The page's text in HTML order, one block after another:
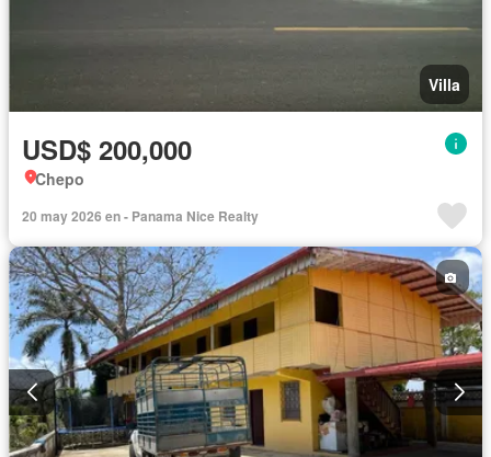
Villa
USD$ 200,000
Chepo
20 may 2026 en - Panama Nice Realty